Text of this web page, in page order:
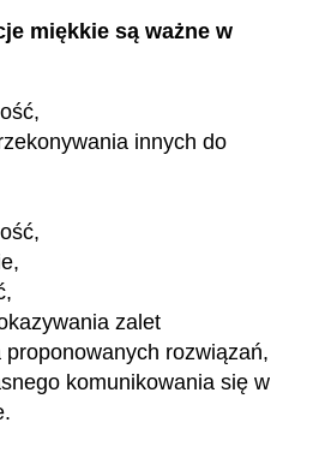
miękkie są ważne w
innych do
zalet
rozwiązań,
komunikowania się w